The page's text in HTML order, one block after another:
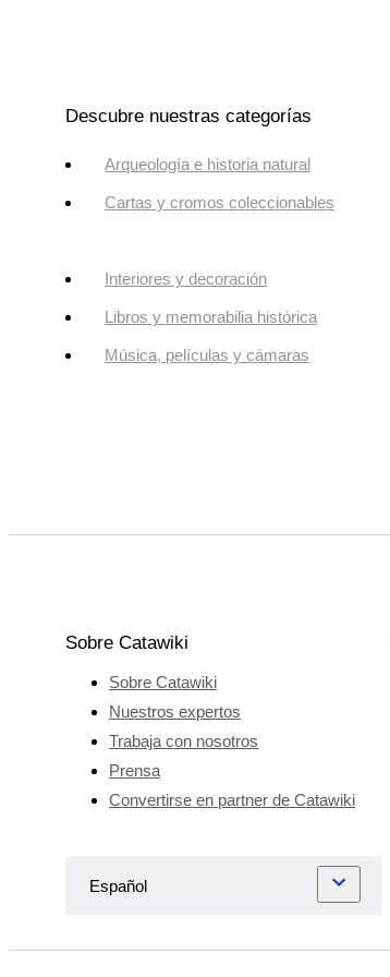
Descubre nuestras categorías
Arqueología e historia natural
Cartas y cromos coleccionables
Interiores y decoración
Libros y memorabilia histórica
Música, películas y cámaras
Sobre Catawiki
Sobre Catawiki
Nuestros expertos
Trabaja con nosotros
Prensa
Convertirse en partner de Catawiki